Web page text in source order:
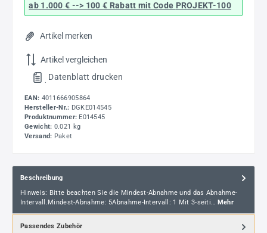
ab 1.000 € --> 100 € Rabatt mit Code PROJEKT-100
Artikel merken
Artikel vergleichen
. Datenblatt drucken
EAN: 4011666905864
Hersteller-Nr.: DGKE014545
Produktnummer: E014545
Gewicht: 0.021 kg
Versand: Paket
Beschreibung
Hinweis: Bitte beachten Sie die Mindest-Abnahme und das Abnahme-
Intervall.Mindest-Abnahme: 5Abnahme-Intervall: 1 Mit 3-seiti… Mehr
Passendes Zubehör